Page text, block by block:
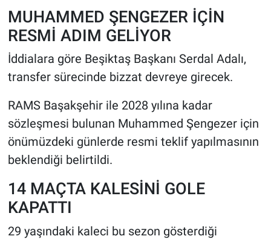
MUHAMMED ŞENGEZER İÇİN
RESMİ ADIM GELİYOR
İddialara göre Beşiktaş Başkanı Serdal Adalı,
transfer sürecinde bizzat devreye girecek.
RAMS Başakşehir ile 2028 yılına kadar
sözleşmesi bulunan Muhammed Şengezer için
önümüzdeki günlerde resmi teklif yapılmasının
beklendiği belirtildi.
14 MAÇTA KALESİNİ GOLE
KAPATTI
29 yaşındaki kaleci bu sezon gösterdiği